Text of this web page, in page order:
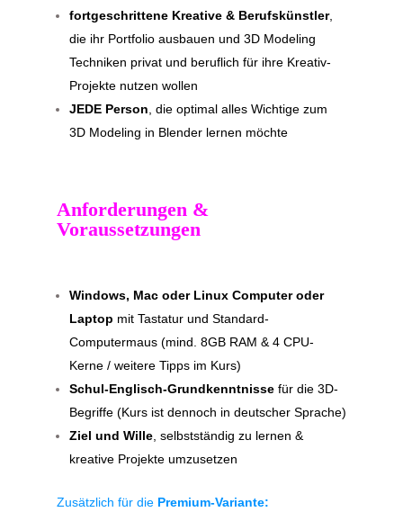
fortgeschrittene Kreative & Berufskünstler,
die ihr Portfolio ausbauen und 3D Modeling
Techniken privat und beruflich für ihre Kreativ-
Projekte nutzen wollen
JEDE Person , die optimal alles Wichtige zum
3D Modeling in Blender lernen möchte
Anforderungen &
Voraussetzungen
Windows, Mac oder Linux Computer oder
Laptop mit Tastatur und Standard-
Computermaus (mind. 8GB RAM & 4 CPU-
Kerne / weitere Tipps im Kurs)
Schul-Englisch-Grundkenntnissefür die 3D-
Begriffe (Kurs ist dennoch in deutscher Sprache)
Ziel und Wille, selbstständig zu lernen &
kreative Projekte umzusetzen
Zusätzlich für die Premium-Variante: